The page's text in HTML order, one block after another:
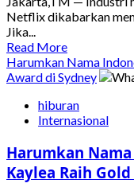
Netflix dikabarkan
Jika...
Read MoreRead
more
about
Dikabarkan
Akuisisi
Warner
Bros,
Industri
Harumkan Nama
Award di Sydney
hiburan
Internasional
Harumkan
Kaylea Raih